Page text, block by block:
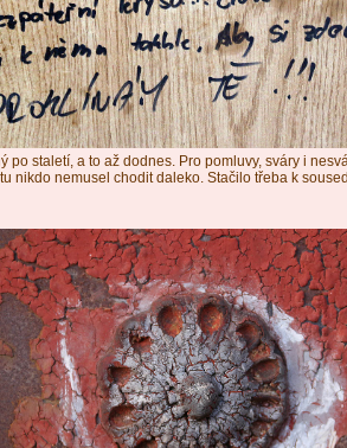
po staletí, a to až dodnes. Pro pomluvy, sváry i
nikdo nemusel chodit daleko. Stačilo třeba k